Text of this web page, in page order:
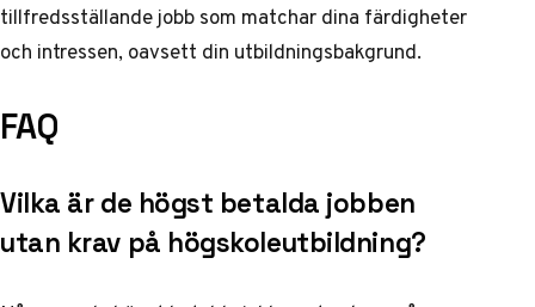
tillfredsställande jobb som matchar dina färdigheter
och intressen, oavsett din utbildningsbakgrund.
FAQ
Vilka är de högst betalda jobben
utan krav på högskoleutbildning?